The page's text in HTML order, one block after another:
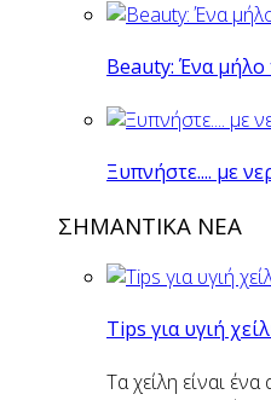
Beauty: Ένα
Ξυπνήστε.... με
ΣΗΜΑΝΤΙΚΑ ΝΕΑ
Tips για υγιή
Τα χείλη είναι